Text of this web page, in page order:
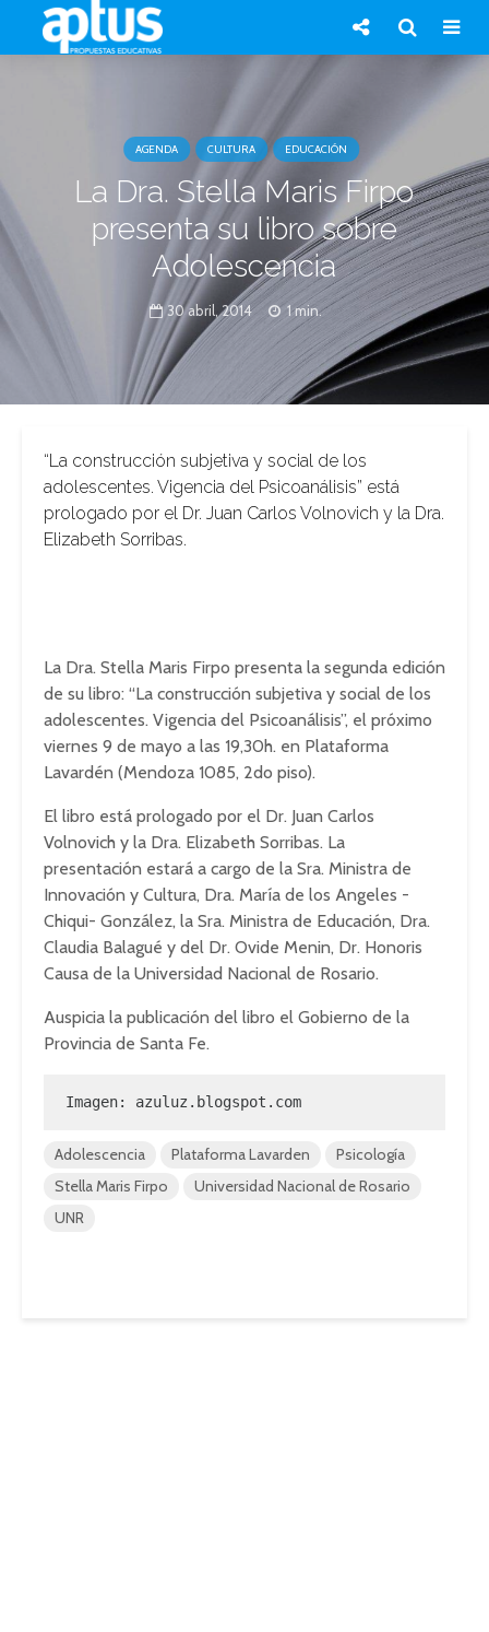
AGENDA CULTURA EDUCACIÓN
La Dra. Stella Maris Firpo
presenta su libro sobre
Adolescencia
30 abril, 2014 1 min.
“La construcción subjetiva y social de los
adolescentes. Vigencia del Psicoanálisis” está
prologado por el Dr. Juan Carlos Volnovich y la Dra.
Elizabeth Sorribas.
La Dra. Stella Maris Firpo presenta la segunda edición
de su libro: “La construcción subjetiva y social de los
adolescentes. Vigencia del Psicoanálisis”, el próximo
viernes 9 de mayo a las 19,30h. en Plataforma
Lavardén (Mendoza 1085, 2do piso).
El libro está prologado por el Dr. Juan Carlos
Volnovich y la Dra. Elizabeth Sorribas. La
presentación estará a cargo de la Sra. Ministra de
Innovación y Cultura, Dra. María de los Angeles -
Chiqui- González, la Sra. Ministra de Educación, Dra.
Claudia Balagué y del Dr. Ovide Menin, Dr. Honoris
Causa de la Universidad Nacional de Rosario.
Auspicia la publicación del libro el Gobierno de la
Provincia de Santa Fe.
Imagen: azuluz.blogspot.com
Adolescencia Plataforma Lavarden
Psicología
Stella Maris Firpo
Universidad Nacional de Rosario
UNR